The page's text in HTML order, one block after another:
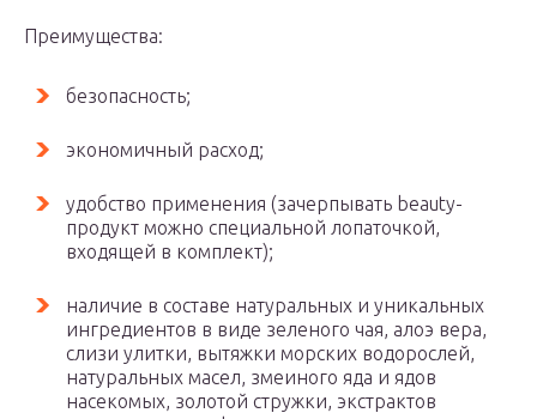
Преимущества:
безопасность;
экономичный расход;
удобство применения (зачерпывать beauty-
продукт можно специальной лопаточкой,
входящей в комплект);
наличие в составе натуральных и уникальных
ингредиентов в виде зеленого чая, алоэ вера,
слизи улитки, вытяжки морских водорослей,
натуральных масел, змеиного яда и ядов
насекомых, золотой стружки, экстрактов